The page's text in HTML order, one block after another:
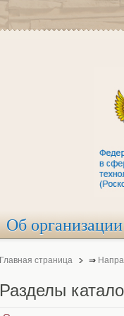
Об организации
Главная страница ⇒
Разделы